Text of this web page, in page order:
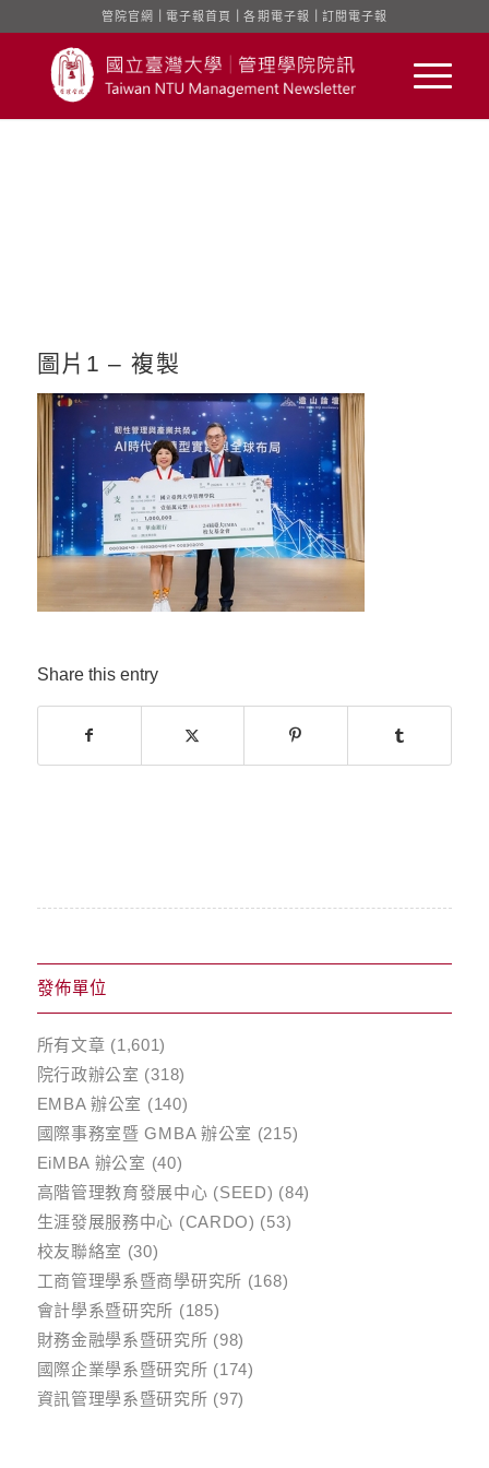
管院官網 電子報首頁 ｜各期電子報 訂閱電子報
圖片1 – 複製
Share this entry
發佈單位
所有文章 (1,601)
院行政辦公室 (318)
EMBA 辦公室 (140)
國際事務室暨 GMBA 辦公室 (215)
EiMBA 辦公室 (40)
高階管理教育發展中心 (SEED) (84)
生涯發展服務中心 (CARDO) (53)
校友聯絡室 (30)
工商管理學系暨商學研究所 (168)
會計學系暨研究所 (185)
財務金融學系暨研究所 (98)
國際企業學系暨研究所 (174)
資訊管理學系暨研究所 (97)